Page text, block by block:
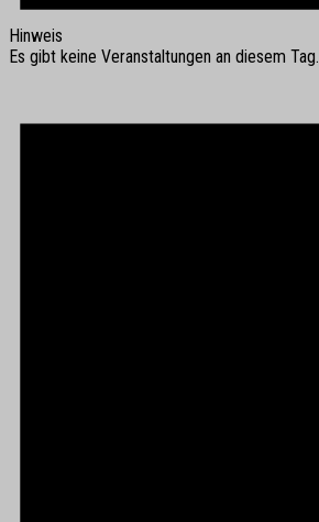
Hinweis
Es gibt keine Veranstaltungen an diesem Tag.